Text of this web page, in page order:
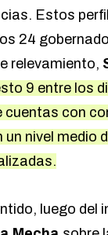
Estos
24
relevamiento,
9 entre los
cuentas con
nivel medio
luego del